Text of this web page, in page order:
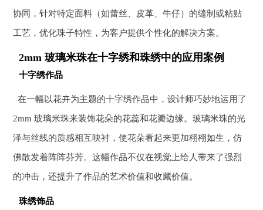
协同，针对特定面料（如蕾丝、皮革、牛仔）的缝制或粘贴
工艺，优化珠子特性，为客户提供个性化的解决方案。
2mm 玻璃米珠在十字绣和珠绣中的应用案例
十字绣作品
在一幅以花卉为主题的十字绣作品中，设计师巧妙地运用了
2mm 玻璃米珠来装饰花朵的花蕊和花瓣边缘。玻璃米珠的光
泽与丝线的质感相互映衬，使花朵看起来更加栩栩如生，仿
佛散发着阵阵芬芳。这幅作品不仅在视觉上给人带来了强烈
的冲击，还提升了作品的艺术价值和收藏价值。
珠绣饰品